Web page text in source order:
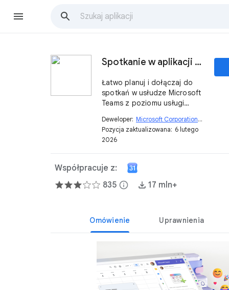
Spotkanie w aplikacji Microsoft Teams
Łatwo planuj i dołączaj do
spotkań w usłudze Microsoft
Teams z poziomu usługi
korzystając z konta
służbowego lub szkolnego w
usłudze Teams
Deweloper: Microsoft Corporation open_in_new
Pozycja zaktualizowana: 6 lutego
2026
Współpracuje z:
835 info 17 mln+
Omówienie Uprawnienia